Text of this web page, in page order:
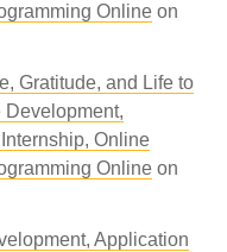
Online on
Gratitude, and Life to
Development,
Online
Online on
Application